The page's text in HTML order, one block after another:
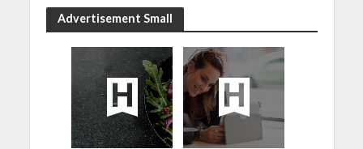
Advertisement Small